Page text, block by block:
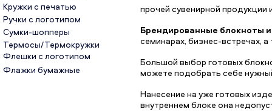
Кружки с печатью
Ручки с логотипом
Сумки-шопперы
Термосы/Термокружки
Флешки с логотипом
Флажки бумажные
прочей сувенирной
Брендированные блокноты
семинарах, бизнес-встречах,
Большой выбор готовых
можете подобрать себе
Нанесение на уже готовых
внутреннем блоке она